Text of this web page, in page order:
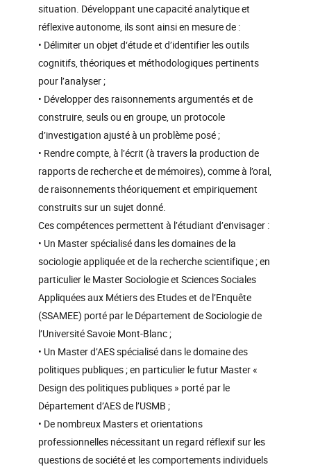
situation. Développant une capacité analytique et
réflexive autonome, ils sont ainsi en mesure de :
• Délimiter un objet d‘étude et d’identifier les outils
cognitifs, théoriques et méthodologiques pertinents
pour l’analyser ;
• Développer des raisonnements argumentés et de
construire, seuls ou en groupe, un protocole
d’investigation ajusté à un problème posé ;
• Rendre compte, à l’écrit (à travers la production de
rapports de recherche et de mémoires), comme à l’oral,
de raisonnements théoriquement et empiriquement
construits sur un sujet donné.
Ces compétences permettent à l’étudiant d’envisager :
• Un Master spécialisé dans les domaines de la
sociologie appliquée et de la recherche scientifique ; en
particulier le Master Sociologie et Sciences Sociales
Appliquées aux Métiers des Etudes et de l’Enquête
(SSAMEE) porté par le Département de Sociologie de
l’Université Savoie Mont-Blanc ;
• Un Master d’AES spécialisé dans le domaine des
politiques publiques ; en particulier le futur Master «
Design des politiques publiques » porté par le
Département d’AES de l’USMB ;
• De nombreux Masters et orientations
professionnelles nécessitant un regard réflexif sur les
questions de société et les comportements individuels